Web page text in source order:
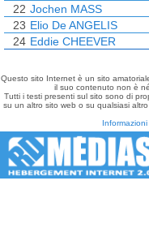
22 Jochen MASS
23 Elio De ANGELIS
24 Eddie CHEEVER
Questo sito Internet è un sito
il suo contenuto non è
Tutti i testi presenti sul sito sono di
su un altro sito web o su qualsiasi